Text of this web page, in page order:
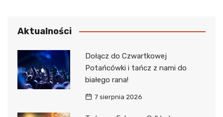
Aktualności
Dołącz do Czwartkowej
Potańcówki i tańcz z nami do
białego rana!
7 sierpnia 2026